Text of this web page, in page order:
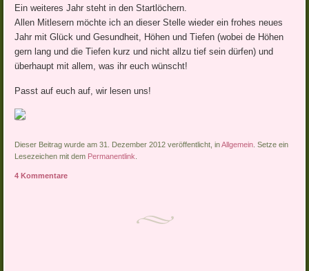
Ein weiteres Jahr steht in den Startlöchern.
Allen Mitlesern möchte ich an dieser Stelle wieder ein frohes neues
Jahr mit Glück und Gesundheit, Höhen und Tiefen (wobei de Höhen
gern lang und die Tiefen kurz und nicht allzu tief sein dürfen) und
überhaupt mit allem, was ihr euch wünscht!
Passt auf euch auf, wir lesen uns!
Dieser Beitrag wurde am 31. Dezember 2012 veröffentlicht, inAllgemein . Setze ein
Lesezeichen mit dem Permanentlink
4 Kommentare